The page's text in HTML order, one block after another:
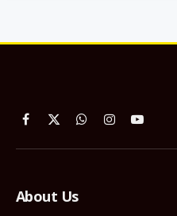
Facebook
X
WhatsApp
InstagramYouTube
About Us